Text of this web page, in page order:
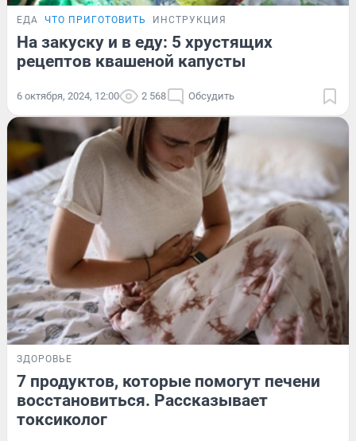
ЕДА ЧТО ПРИГОТОВИТЬ ИНСТРУКЦИЯ
На закуску и в еду: 5 хрустящих
рецептов квашеной капусты
6 октября, 2024, 12:00 2 568 Обсудить
ЗДОРОВЬЕ
7 продуктов, которые помогут печени
восстановиться. Рассказывает
токсиколог